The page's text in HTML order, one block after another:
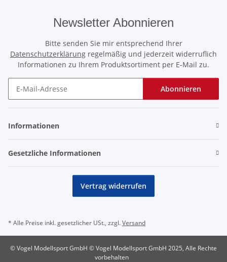
Newsletter Abonnieren
Bitte senden Sie mir entsprechend Ihrer
Datenschutzerklärung regelmäßig und jederzeit widerruflich
Informationen zu Ihrem Produktsortiment per E-Mail zu.
Abonnieren
Informationen
Gesetzliche Informationen
Vertrag widerrufen
* Alle Preise inkl. gesetzlicher USt., zzgl.Versand
© Vogel Modellsport GmbH © Vogel Modellsport GmbH 2025, Alle Rechte
vorbehalten